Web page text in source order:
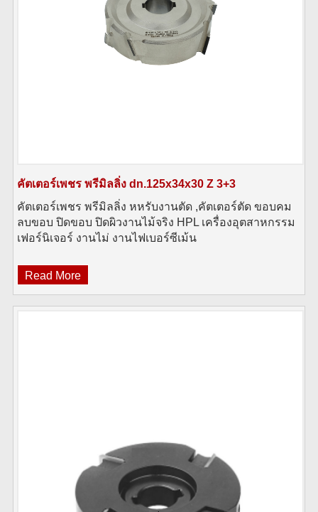
คัตเตอร์เพชร พรีมิลลิ่ง dn.125x34x30 Z 3+3
คัตเตอร์เพชร พรีมิลลิ่ง หหรับงานตัด ,คัตเตอร์ตัด ขอบคม
ลบขอบ ปิดขอบ ปิดผิวงานไม้จริง HPL เครื่องอุตสาหกรรม
เฟอร์นิเจอร์ งานไม่ งานไฟเบอร์ซีเม้น
Read More